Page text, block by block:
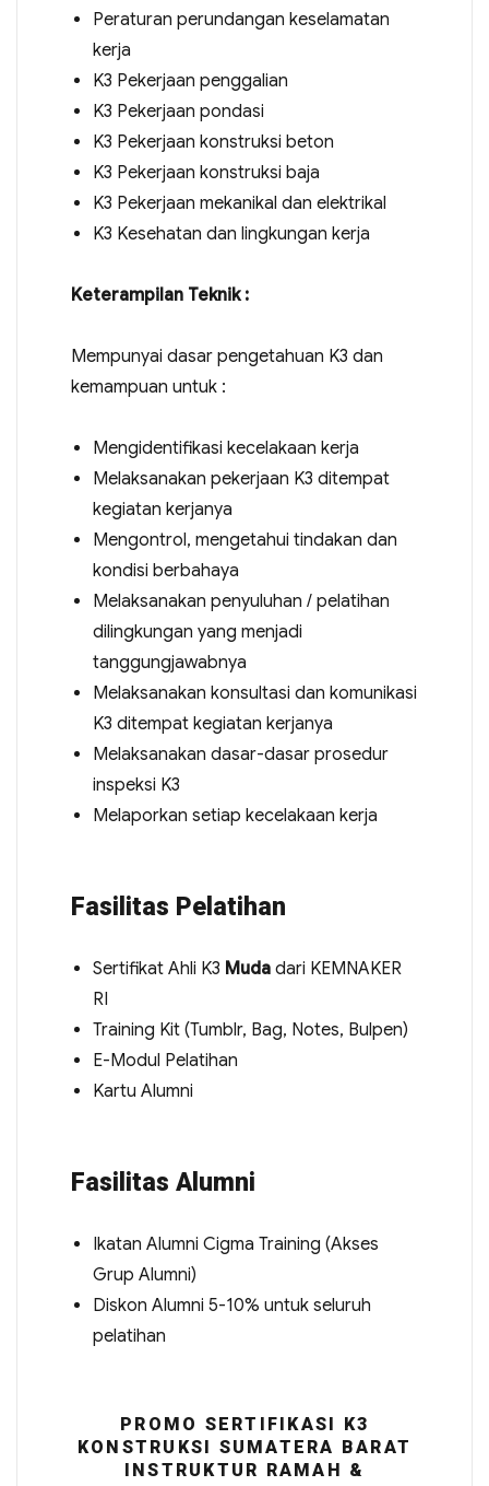
Peraturan perundangan keselamatan
kerja
K3 Pekerjaan penggalian
K3 Pekerjaan pondasi
K3 Pekerjaan konstruksi beton
K3 Pekerjaan konstruksi baja
K3 Pekerjaan mekanikal dan elektrikal
K3 Kesehatan dan lingkungan kerja
Keterampilan Teknik :
Mempunyai dasar pengetahuan K3 dan
kemampuan untuk :
Mengidentifikasi kecelakaan kerja
Melaksanakan pekerjaan K3 ditempat
kegiatan kerjanya
Mengontrol, mengetahui tindakan dan
kondisi berbahaya
Melaksanakan penyuluhan / pelatihan
dilingkungan yang menjadi
tanggungjawabnya
Melaksanakan konsultasi dan komunikasi
K3 ditempat kegiatan kerjanya
Melaksanakan dasar-dasar prosedur
inspeksi K3
Melaporkan setiap kecelakaan kerja
Fasilitas Pelatihan
Sertifikat Ahli K3 Mudadari KEMNAKER
RI
Training Kit (Tumblr, Bag, Notes, Bulpen)
E-Modul Pelatihan
Kartu Alumni
Fasilitas Alumni
Ikatan Alumni Cigma Training (Akses
Grup Alumni)
Diskon Alumni 5-10% untuk seluruh
pelatihan
PROMO SERTIFIKASI K3
KONSTRUKSI SUMATERA BARAT
INSTRUKTUR RAMAH &